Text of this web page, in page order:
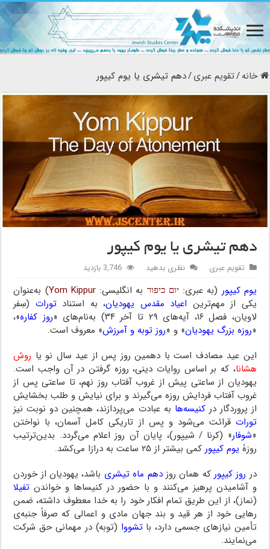
خانه/تقویم عبری/دهم تیشری یا یوم کیپور
دهم تیشری یا یوم کیپور
تقویم عبری نظری بدهید 3,746 بازدید
یوم کیپور (به عبری: יום כיפור به انگلیسی:Yom Kippur) به‌عنوان
یکی از مهم‌ترین اعیاد مقدس یهودیان، به استنادتورات (سِفر
لاویان، فصل ۱۶، آیه‌های ۲۹ تا آخر ۳۴) به‌نام‌های «
روز کفاره»،
«روزه بزرگ یهودیان» و «روز توبه و آمرزش» معروف است.
این عید مصادف است با دهمین روز پس از عید سال نو یا روش
هشانا، که بر اساس روایات دینی، روزه گرفتن در آن واجب است.
یهودیان از ساعتی پیش از غروب آفتاب روز نهم، تا ساعتی پس از
غروب آفتاب فردایش روزه می‌گیرند و برای نیایش و طلب بخشایش
از پروردگار درکنیسه‌ها به عبادت می‌پردازند، همچنین دو نوبت نیز
تورات قرائت می‌شود و پس از تاریکی کامل آسمان، با نواختن
«شوفار» (کرنا / شیپور)، پایان آن روز اعلام می‌گردد. بدین‌ترتیب
روزۀ یوم کیپور کمی بیشتر از ۲۵ ساعت به درازا می‌کشد.
در روز کیپورکه همان روزدهم ماه تیشری باشد، یهودیان از خوردن
و آشامیدن پرهیز می‌کنند و با حضور در کنیساها و خواندن تفیلا
(نماز)، از این طریق تمام افکار خود را به خدا معطوف داشته، ضمن
رهایی خود از هر قید و بند جهان مادی و اعمالی که صرفاً جنبه‌ی
تأمین نیازهای جسمی دارد، باتشووا (توبه) در مهمانی حق شرکت
می‌نمایند.